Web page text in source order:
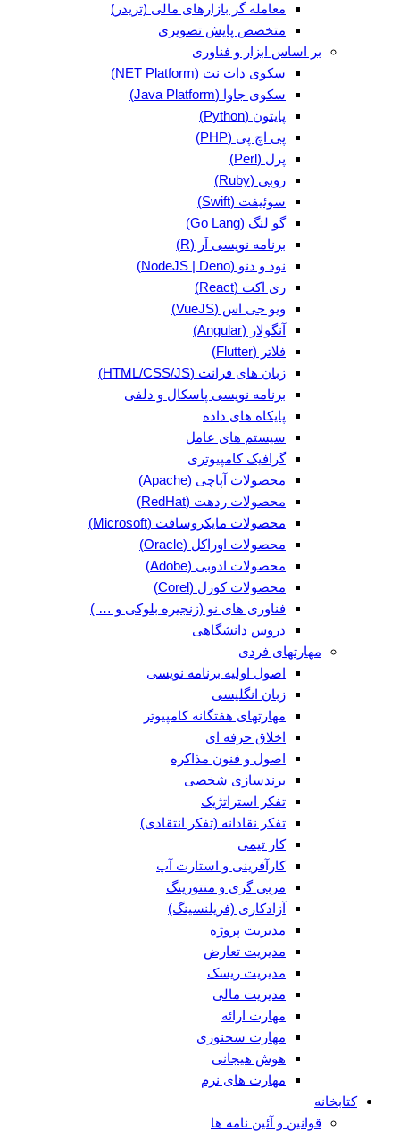
معامله گر بازارهای مالی (تریدر)
متخصص پایش تصویری
بر اساس ابزار و فناوری
سکوی دات نت (NET Platform)
سکوی جاوا (Java Platform)
پایتون (Python)
پی اچ پی (PHP)
پرل (Perl)
روبی (Ruby)
سوئیفت (Swift)
گو لنگ (Go Lang)
برنامه نویسی آر (R)
نود و دنو (NodeJS | Deno)
ری اکت (React)
ویو جی اس (VueJS)
آنگولار (Angular)
فلاتر (Flutter)
زبان های فرانت (HTML/CSS/JS)
برنامه نویسی پاسکال و دلفی
پایکاه های داده
سیستم های عامل
گرافیک کامپیوتری
محصولات آپاچی (Apache)
محصولات ردهت (RedHat)
محصولات مایکروسافت (Microsoft)
محصولات اوراکل (Oracle)
محصولات ادوبی (Adobe)
محصولات کورل (Corel)
فناوری های نو (زنجیره بلوکی و … )
دروس دانشگاهی
مهارتهای فردی
اصول اولیه برنامه نویسی
زبان انگلیسی
مهارتهای هفتگانه کامپیوتر
اخلاق حرفه ای
اصول و فنون مذاکره
برندسازی شخصی
تفکر استراتژیک
تفکر نقادانه (تفکر انتقادی)
کار تیمی
کارآفرینی و استارت آپ
مربی گری و منتورینگ
آزادکاری (فریلنسینگ)
مدیریت پروژه
مدیریت تعارض
مدیریت ریسک
مدیریت مالی
مهارت ارائه
مهارت سخنوری
هوش هیجانی
مهارت های نرم
کتابخانه
قوانین و آئین نامه ها